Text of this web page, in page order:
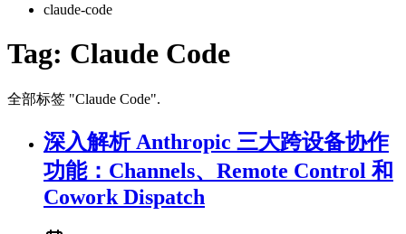
claude-code
Tag: Claude Code
全部标签 "Claude Code".
深入解析 Anthropic 三大跨设备协作
功能：Channels、Remote Control 和
Cowork Dispatch